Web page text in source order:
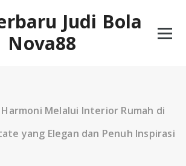
Judi Bola
Nova88
Melalui Interior Rumah di
yang Elegan dan Penuh Inspirasi